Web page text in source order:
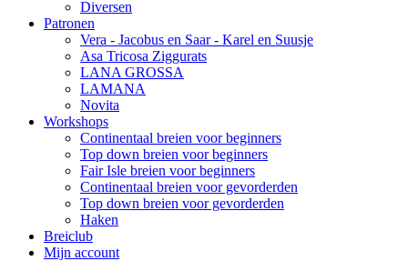
Diversen
Patronen
Vera - Jacobus en Saar - Karel en Suusje
Asa Tricosa Ziggurats
LANA GROSSA
LAMANA
Novita
Workshops
Continentaal breien voor beginners
Top down breien voor beginners
Fair Isle breien voor beginners
Continentaal breien voor gevorderden
Top down breien voor gevorderden
Haken
Breiclub
Mijn account